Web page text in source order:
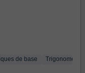
de base Trigonométrie